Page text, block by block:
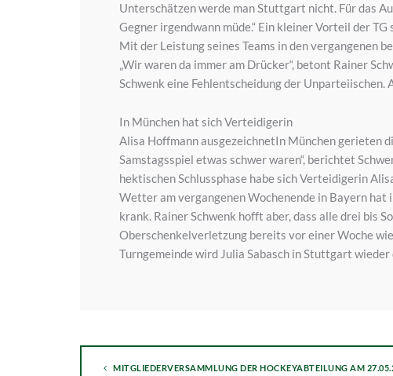
Unterschätzen werde man Stuttgart nicht. Für das
Gegner irgendwann müde.“ Ein kleiner Vorteil der
Mit der Leistung seines Teams in den vergangenen
„Wir waren da immer am Drücker“, betont Rainer
Schwenk eine Fehlentscheidung der Unparteiischen.
In München hat sich Verteidigerin
Alisa Hoffmann ausgezeichnetIn München gerieten
Samstagsspiel etwas schwer waren“, berichtet
hektischen Schlussphase habe sich Verteidigerin
Wetter am vergangenen Wochenende in Bayern
krank. Rainer Schwenk hofft aber, dass alle drei bis
Oberschenkelverletzung bereits vor einer Woche
Turngemeinde wird Julia Sabasch in Stuttgart wieder
MITGLIEDERVERSAMMLUNG DER HOCKEYABTEILUNG AM